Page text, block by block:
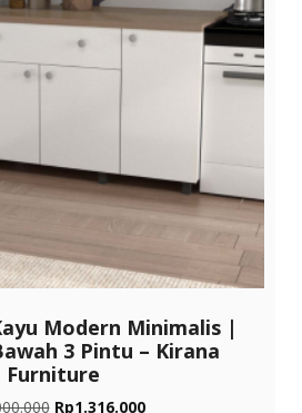
Modern Minimalis |
3 Pintu – Kirana
Furniture
Harga
Rp1.316.000Harga